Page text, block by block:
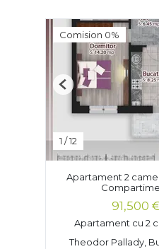
Comision 0%
1 /12
Previous
Apartament 2
91,500
Apartament cu 2
Theodor Pallady,